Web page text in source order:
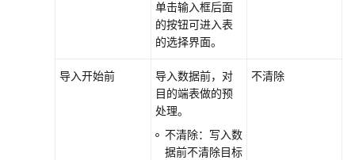
单击输入框后面
的按钮可进入表
的选择界面。
导入开始前
导入数据前，对
目的端表做的预
处理。
不清除：写入数
据前不清除目标
不清除